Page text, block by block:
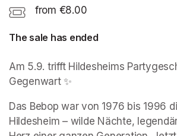
from €8.00
The sale has ended
Am 5.9. trifft Hildesheims
Gegenwart ✨
Das Bebop war von 1976 bis 1996
Hildesheim – wilde Nächte,